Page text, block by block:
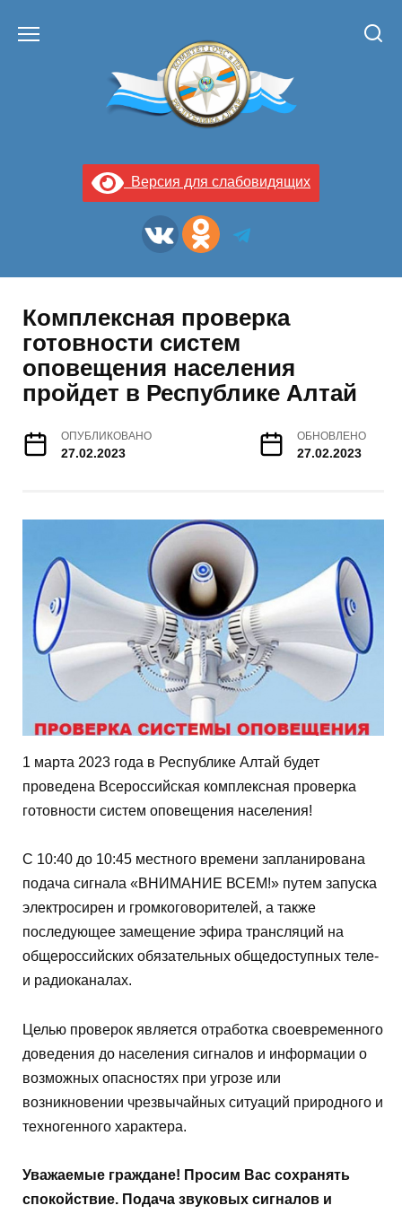
Версия для слабовидящих
Комплексная проверка
готовности систем
оповещения населения
пройдет в Республике Алтай
ОПУБЛИКОВАНО
27.02.2023
ОБНОВЛЕНО
27.02.2023
1 марта 2023 года в Республике Алтай будет
проведена Всероссийская комплексная проверка
готовности систем оповещения населения!
С 10:40 до 10:45 местного времени запланирована
подача сигнала «ВНИМАНИЕ ВСЕМ!» путем запуска
электросирен и громкоговорителей, а также
последующее замещение эфира трансляций на
общероссийских обязательных общедоступных теле-
и радиоканалах.
Целью проверок является отработка своевременного
доведения до населения сигналов и информации о
возможных опасностях при угрозе или
возникновении чрезвычайных ситуаций природного и
техногенного характера.
Уважаемые граждане! Просим Вас сохранять
спокойствие. Подача звуковых сигналов и